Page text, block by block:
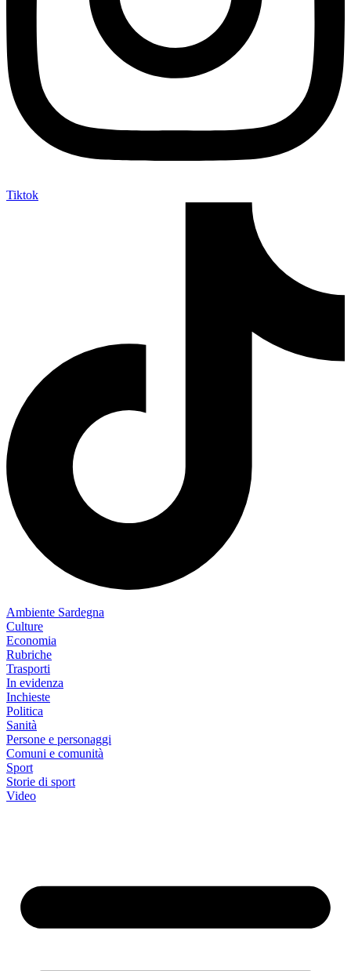
Tiktok
Ambiente Sardegna
Culture
Economia
Rubriche
Trasporti
In evidenza
Inchieste
Politica
Sanità
Persone e personaggi
Comuni e comunità
Sport
Storie di sport
Video